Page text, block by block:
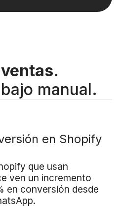
manual.
en Shopify
que usan
ven un incremento
en conversión desde